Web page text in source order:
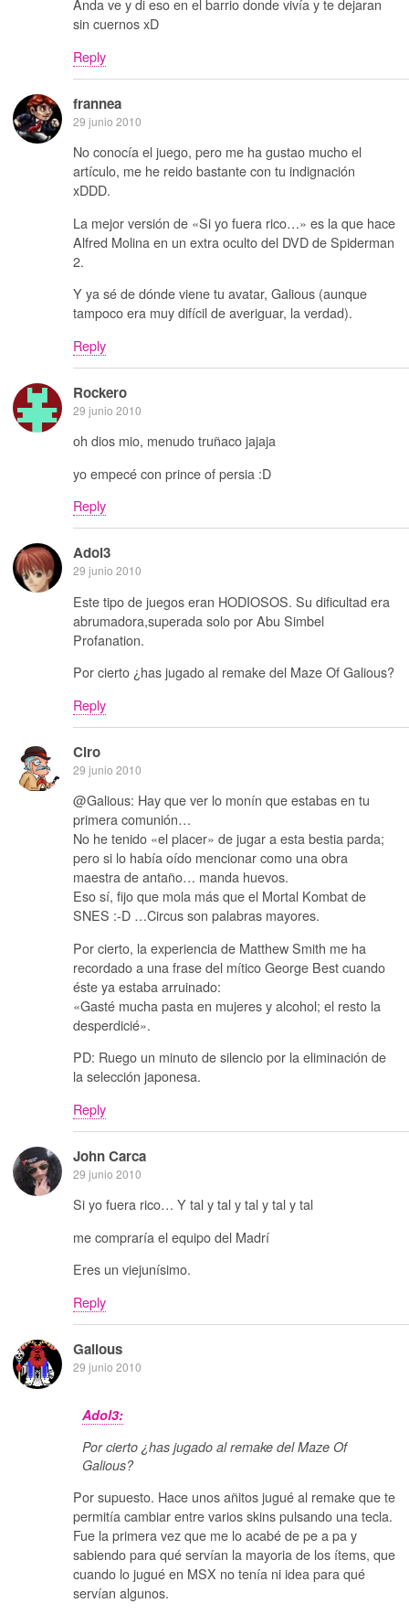
Anda ve y di eso en el barrio donde vivía y te dejaran
sin cuernos xD
Reply
frannea
29 junio 2010
No conocía el juego, pero me ha gustao mucho el
artículo, me he reido bastante con tu indignación
xDDD.
La mejor versión de «Si yo fuera rico…» es la que hace
Alfred Molina en un extra oculto del DVD de Spiderman
2.
Y ya sé de dónde viene tu avatar, Galious (aunque
tampoco era muy difícil de averiguar, la verdad).
Reply
Rockero
29 junio 2010
oh dios mio, menudo truñaco jajaja
yo empecé con prince of persia :D
Reply
Adol3
29 junio 2010
Este tipo de juegos eran HODIOSOS. Su dificultad era
abrumadora,superada solo por Abu Simbel
Profanation.
Por cierto ¿has jugado al remake del Maze Of Galious?
Reply
Ciro
29 junio 2010
@Galious: Hay que ver lo monín que estabas en tu
primera comunión…
No he tenido «el placer» de jugar a esta bestia parda;
pero si lo había oído mencionar como una obra
maestra de antaño… manda huevos.
Eso sí, fijo que mola más que el Mortal Kombat de
SNES :-D …Circus son palabras mayores.
Por cierto, la experiencia de Matthew Smith me ha
recordado a una frase del mítico George Best cuando
éste ya estaba arruinado:
«Gasté mucha pasta en mujeres y alcohol; el resto la
desperdicié».
PD: Ruego un minuto de silencio por la eliminación de
la selección japonesa.
Reply
John Carca
29 junio 2010
Si yo fuera rico… Y tal y tal y tal y tal y tal
me compraría el equipo del Madrí
Eres un viejunísimo.
Reply
Galious
29 junio 2010
Adol3:
Por cierto ¿has jugado al remake del Maze Of
Galious?
Por supuesto. Hace unos añitos jugué al remake que te
permitía cambiar entre varios skins pulsando una tecla.
Fue la primera vez que me lo acabé de pe a pa y
sabiendo para qué servían la mayoria de los ítems, que
cuando lo jugué en MSX no tenía ni idea para qué
servían algunos.